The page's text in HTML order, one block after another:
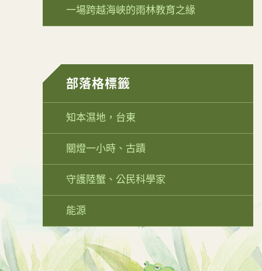
一場跨越海峽的雨林教育之緣
部落格標籤
知本濕地，台東
關燈一小時、古蹟
守護陸蟹、公民科學家
能源